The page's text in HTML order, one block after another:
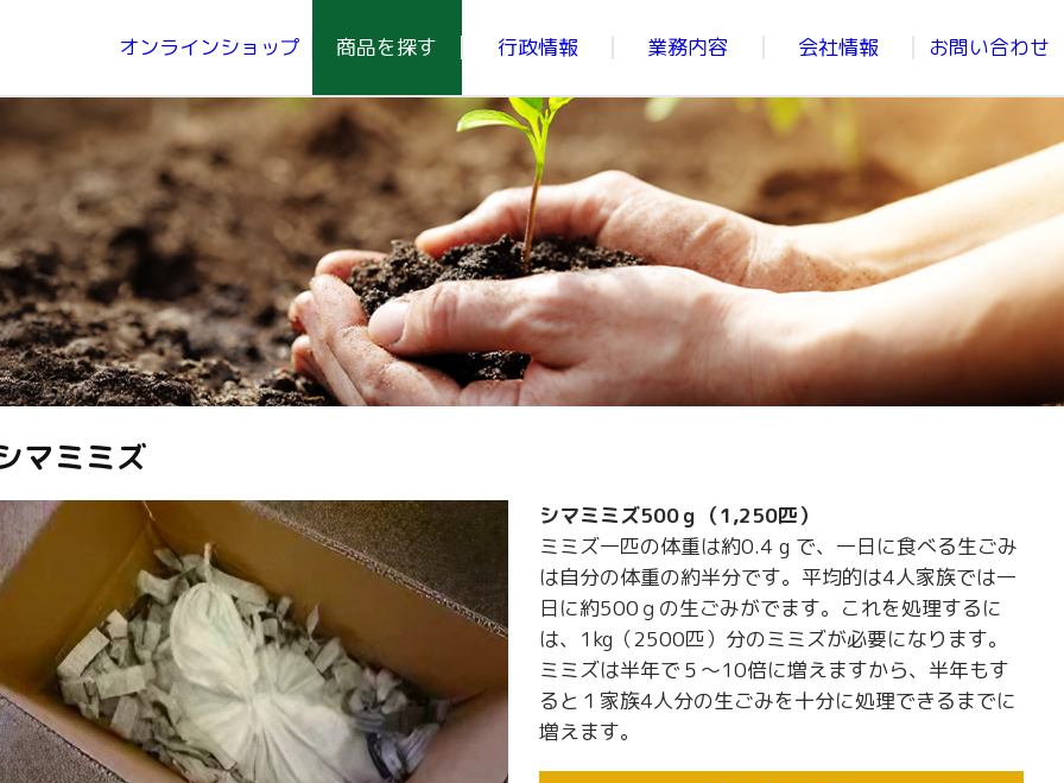
オンラインショップ 商品を探す 行政情報 業務内容 会社情報 お問い合わせ
マミミズ
シマミミズ500ｇ（1,250匹）
ミミズ一匹の体重は約0.4 g で、一日に食べる生ごみ
は自分の体重の約半分です。平均的は4人家族では一
日に約500ｇの生ごみがでます。これを処理するに
は、1kg（2500匹）分のミミズが必要になります。
ミミズは半年で５～10倍に増えますから、半年もす
ると１家族4人分の生ごみを十分に処理できるまでに
増えます。